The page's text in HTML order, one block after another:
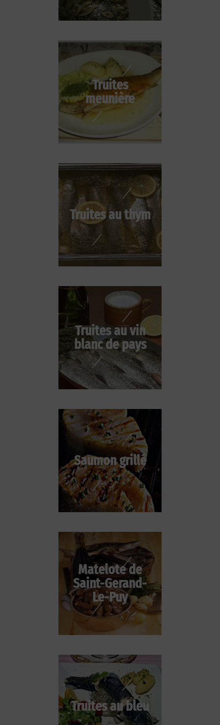
Truites
meunière
Truites au thym
Truites au vin
blanc de pays
Saumon grillé
Matelote de
Saint-Gerand-
Le-Puy
Truites au bleu